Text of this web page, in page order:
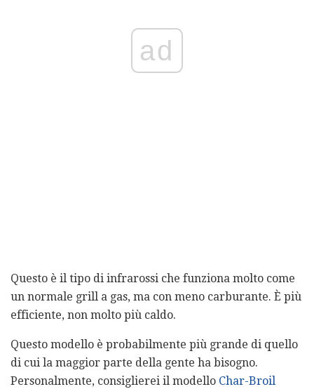
ad
Questo è il tipo di infrarossi che funziona molto come
un normale grill a gas, ma con meno carburante. È più
efficiente, non molto più caldo.
Questo modello è probabilmente più grande di quello
di cui la maggior parte della gente ha bisogno.
Personalmente, consiglierei il modello Char-Broil